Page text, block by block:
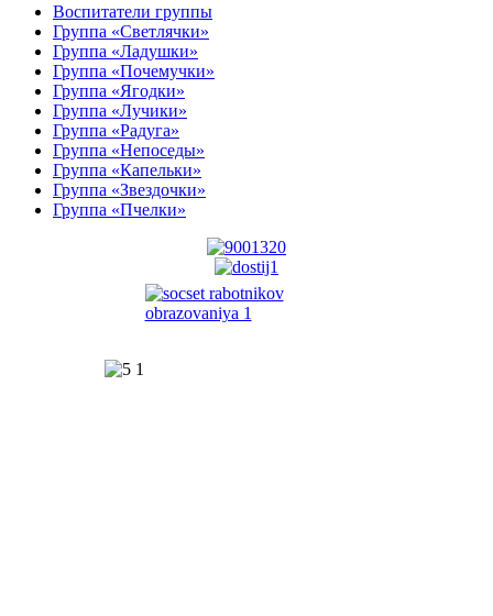
Воспитатели группы
Группа «Светлячки»
Группа «Ладушки»
Группа «Почемучки»
Группа «Ягодки»
Группа «Лучики»
Группа «Радуга»
Группа «Непоседы»
Группа «Капельки»
Группа «Звездочки»
Группа «Пчелки»